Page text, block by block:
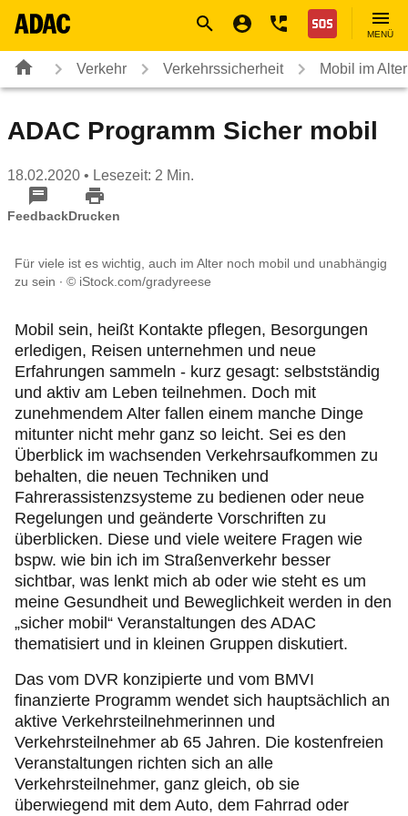
Nothilfe
MENÜ
Verkehr Verkehrssicherheit Mobil im Alter
ADAC Programm Sicher mobil
18.02.2020 • Lesezeit: 2 Min.
FeedbackDrucken
Für viele ist es wichtig, auch im Alter noch mobil und unabhängig
zu sein
© iStock.com/gradyreese
Mobil sein, heißt Kontakte pflegen, Besorgungen
erledigen, Reisen unternehmen und neue
Erfahrungen sammeln - kurz gesagt: selbstständig
und aktiv am Leben teilnehmen. Doch mit
zunehmendem Alter fallen einem manche Dinge
mitunter nicht mehr ganz so leicht. Sei es den
Überblick im wachsenden Verkehrsaufkommen zu
behalten, die neuen Techniken und
Fahrerassistenzsysteme zu bedienen oder neue
Regelungen und geänderte Vorschriften zu
überblicken. Diese und viele weitere Fragen wie
bspw. wie bin ich im Straßenverkehr besser
sichtbar, was lenkt mich ab oder wie steht es um
meine Gesundheit und Beweglichkeit werden in den
„sicher mobil“ Veranstaltungen des ADAC
thematisiert und in kleinen Gruppen diskutiert.
Das vom DVR konzipierte und vom BMVI
finanzierte Programm wendet sich hauptsächlich an
aktive Verkehrsteilnehmerinnen und
Verkehrsteilnehmer ab 65 Jahren. Die kostenfreien
Veranstaltungen richten sich an alle
Verkehrsteilnehmer, ganz gleich, ob sie
überwiegend mit dem Auto, dem Fahrrad oder